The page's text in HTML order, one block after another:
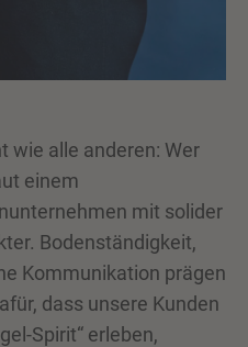
wie alle anderen: Wer
einem
mit solider
Bodenständigkeit,
Kommunikation prägen
dass unsere Kunden
Spirit“ erleben,